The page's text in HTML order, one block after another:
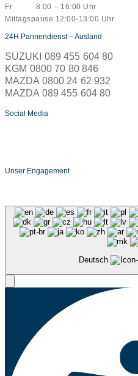
Fr 8:00 – 16:00 Uhr
Mittagspause 12:00-13:00 Uhr
24H Pannendienst – Ausland
SUZUKI 089 455 604 80
KGM 0800 70 80 846
MAZDA 0800 24 62 932
MAZDA 089 455 604 80
Social Media
Unser Engagement
Deutsch